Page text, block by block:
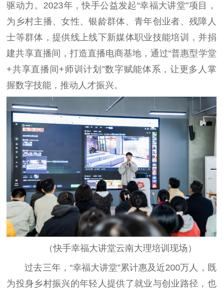
驱动力。2023年，快手公益发起“幸福大讲堂”项目，
为乡村主播、女性、银龄群体、青年创业者、残障人
士等群体，提供线上线下新媒体职业技能培训，并捐
建共享直播间，打造直播电商基地，通过“普惠型学堂
+共享直播间+师训计划”数字赋能体系，让更多人掌
握数字技能，推动人才振兴。
（快手幸福大讲堂云南大理培训现场）
过去三年，“幸福大讲堂”累计惠及近200万人，既
为投身乡村振兴的年轻人提供了就业与创业路径，也